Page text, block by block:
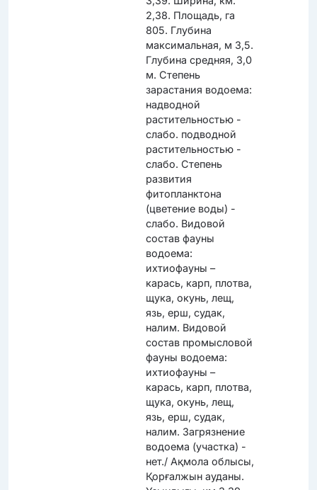
2,38. Площадь, га
805. Глубина
максимальная, м 3,5.
Глубина средняя, 3,0
м. Степень
зарастания водоема:
надводной
растительностью -
слабо. подводной
растительностью -
слабо. Степень
развития
фитопланктона
(цветение воды) -
слабо. Видовой
состав фауны
водоема:
ихтиофауны –
карась, карп, плотва,
щука, окунь, лещ,
язь, ерш, судак,
налим. Видовой
состав промысловой
фауны водоема:
ихтиофауны –
карась, карп, плотва,
щука, окунь, лещ,
язь, ерш, судак,
налим. Загрязнение
водоема (участка) -
нет./ Ақмола облысы,
Қорғалжын ауданы.